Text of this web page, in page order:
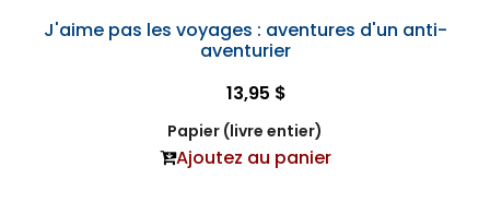
J'aime pas les voyages : aventures d'un anti-
aventurier
13,95 $
Papier (livre entier)
Ajoutez au panier